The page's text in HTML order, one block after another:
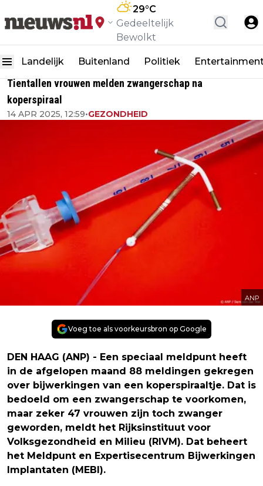
29°C
Gedeeltelijk
Bewolkt
Landelijk Buitenland Politiek
Tientallen vrouwen melden zwangerschap na
koperspiraal
14 APR 2025, 12:59•GEZONDHEID
ANP
Voeg toe als voorkeursbron op Google
DEN HAAG (ANP) - Een speciaal meldpunt heeft
in de afgelopen maand 88 meldingen gekregen
over bijwerkingen van een koperspiraaltje. Dat is
bedoeld om een zwangerschap te voorkomen,
maar zeker 47 vrouwen zijn toch zwanger
geworden, meldt het Rijksinstituut voor
Volksgezondheid en Milieu (RIVM). Dat beheert
het Meldpunt en Expertisecentrum Bijwerkingen
Implantaten (MEBI).